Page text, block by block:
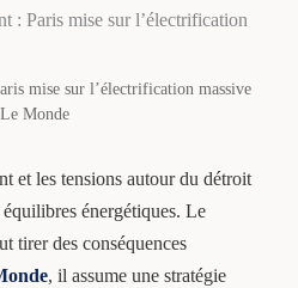
mise sur l’électrification massive
Monde
et les tensions autour du détroit
énergétiques. Le
tirer des conséquences
, il assume une stratégie